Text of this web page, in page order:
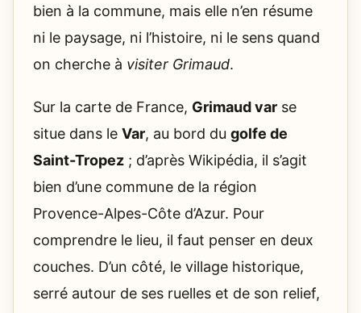
bien à la commune, mais elle n’en résume
ni le paysage, ni l’histoire, ni le sens quand
on cherche à visiter Grimaud.
Sur la carte de France, Grimaud var se
situe dans le Var, au bord du golfe de
Saint-Tropez ; d’après Wikipédia, il s’agit
bien d’une commune de la région
Provence-Alpes-Côte d’Azur. Pour
comprendre le lieu, il faut penser en deux
couches. D’un côté, le village historique,
serré autour de ses ruelles et de son relief,